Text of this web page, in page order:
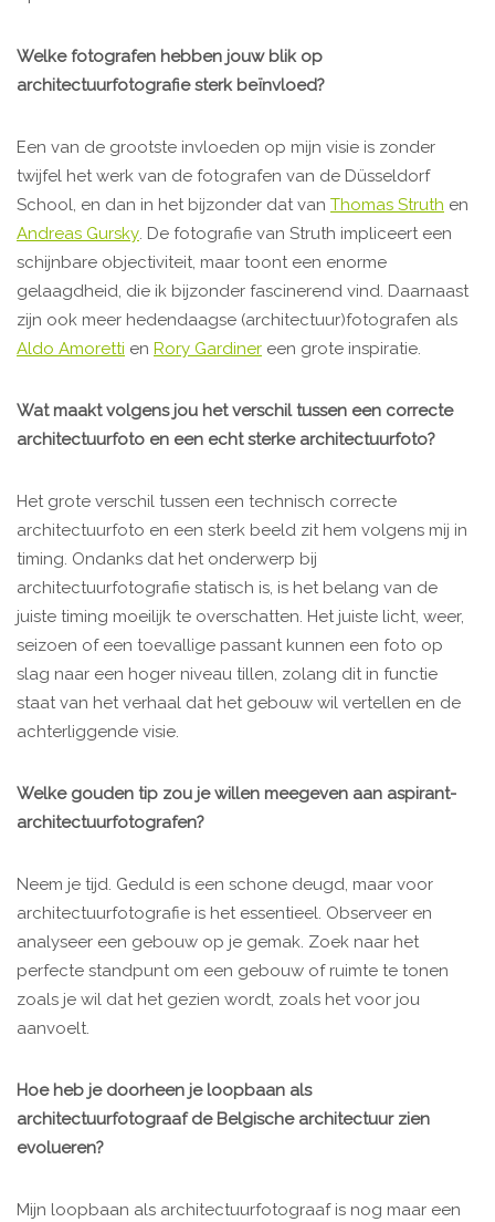
Welke fotografen hebben jouw blik op
architectuurfotografie sterk beïnvloed?
Een van de grootste invloeden op mijn visie is zonder
twijfel het werk van de fotografen van de Düsseldorf
School, en dan in het bijzonder dat van Thomas Struth en
Andreas Gursky. De fotografie van Struth impliceert een
schijnbare objectiviteit, maar toont een enorme
gelaagdheid, die ik bijzonder fascinerend vind. Daarnaast
zijn ook meer hedendaagse (architectuur)fotografen als
Aldo Amoretti en Rory Gardiner een grote inspiratie.
Wat maakt volgens jou het verschil tussen een correcte
architectuurfoto en een echt sterke architectuurfoto?
Het grote verschil tussen een technisch correcte
architectuurfoto en een sterk beeld zit hem volgens mij in
timing. Ondanks dat het onderwerp bij
architectuurfotografie statisch is, is het belang van de
juiste timing moeilijk te overschatten. Het juiste licht, weer,
seizoen of een toevallige passant kunnen een foto op
slag naar een hoger niveau tillen, zolang dit in functie
staat van het verhaal dat het gebouw wil vertellen en de
achterliggende visie.
Welke gouden tip zou je willen meegeven aan aspirant-
architectuurfotografen?
Neem je tijd. Geduld is een schone deugd, maar voor
architectuurfotografie is het essentieel. Observeer en
analyseer een gebouw op je gemak. Zoek naar het
perfecte standpunt om een gebouw of ruimte te tonen
zoals je wil dat het gezien wordt, zoals het voor jou
aanvoelt.
Hoe heb je doorheen je loopbaan als
architectuurfotograaf de Belgische architectuur zien
evolueren?
Mijn loopbaan als architectuurfotograaf is nog maar een